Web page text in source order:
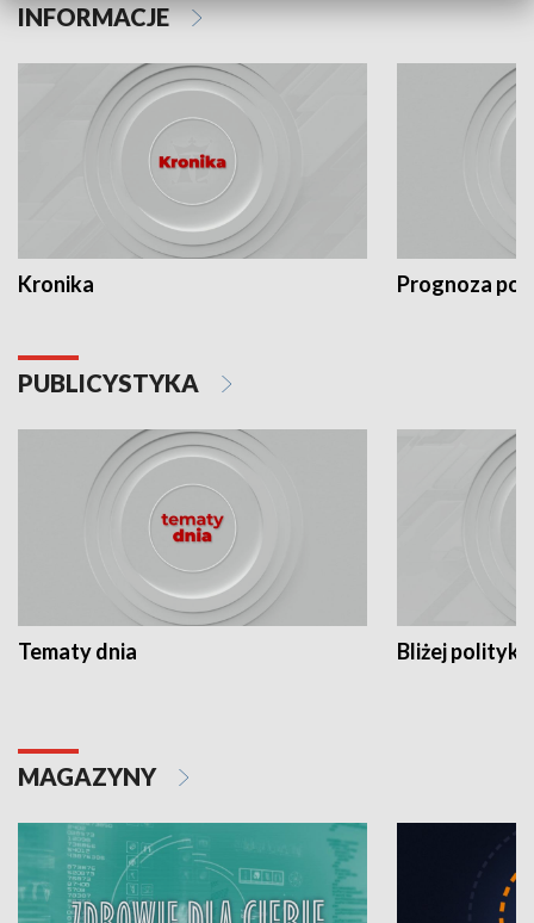
INFORMACJE
Kronika Prognoza
PUBLICYSTYKA
Tematy dnia Bliżej polityki
MAGAZYNY